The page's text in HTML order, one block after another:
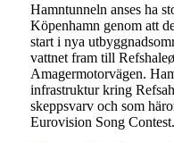
Hamntunneln anses ha
Köpenhamn genom att
start i nya
vattnet fram till
Amagermotorvägen.
infrastruktur kring
skeppsvarv och som
Eurovision Song